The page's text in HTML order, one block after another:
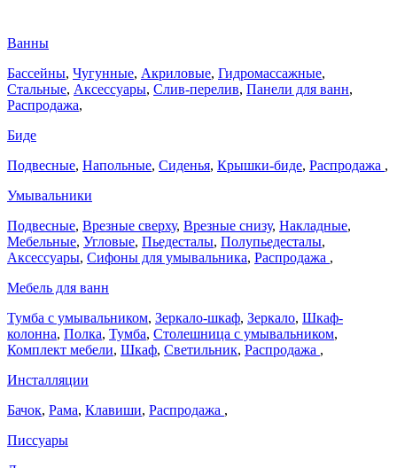
Ванны
Бассейны, Чугунные, Акриловые, Гидромассажные,
Стальные, Аксессуары, Слив-перелив, Панели для ванн,
Распродажа,
Биде
Подвесные, Напольные, Сиденья, Крышки-биде, Распродажа ,
Умывальники
Подвесные, Врезные сверху, Врезные снизу, Накладные,
Мебельные, Угловые, Пьедесталы, Полупьедесталы,
Аксессуары, Сифоны для умывальника, Распродажа ,
Мебель для ванн
Тумба с умывальником, Зеркало-шкаф, Зеркало, Шкаф-
колонна, Полка, Тумба, Столешница с умывальником,
Комплект мебели, Шкаф, Светильник, Распродажа ,
Инсталляции
Бачок, Рама, Клавиши, Распродажа ,
Писсуары